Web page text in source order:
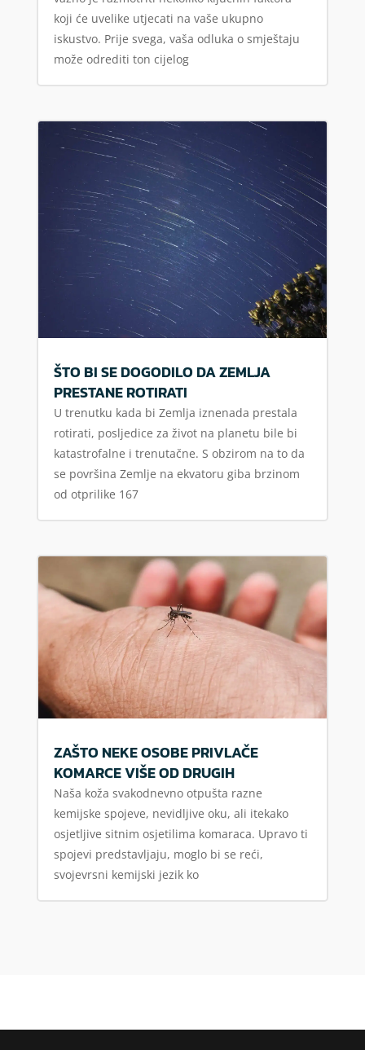
koji će uvelike utjecati na vaše ukupno
iskustvo. Prije svega, vaša odluka o smještaju
može odrediti ton cijelog
ŠTO BI SE DOGODILO DA ZEMLJA
PRESTANE ROTIRATI
U trenutku kada bi Zemlja iznenada prestala
rotirati, posljedice za život na planetu bile bi
katastrofalne i trenutačne. S obzirom na to da
se površina Zemlje na ekvatoru giba brzinom
od otprilike 167
ZAŠTO NEKE OSOBE PRIVLAČE
KOMARCE VIŠE OD DRUGIH
Naša koža svakodnevno otpušta razne
kemijske spojeve, nevidljive oku, ali itekako
osjetljive sitnim osjetilima komaraca. Upravo ti
spojevi predstavljaju, moglo bi se reći,
svojevrsni kemijski jezik ko